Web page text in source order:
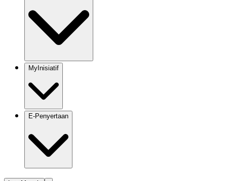
MyInisiatif
E-Penyertaan